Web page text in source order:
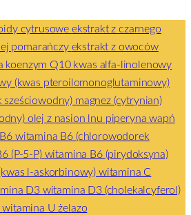
cytrusowe ekstrakt z czarnego
pomarańczy ekstrakt z owoców
koenzym Q10 kwas alfa-linolenowy
(kwas pteroilomonoglutaminowy)
sześciowodny) magnez (cytrynian)
olej z nasion lnu piperynawapń
witamina B6 (chlorowodorek
(P-5-P) witamina B6 (pirydoksyna)
l-askorbinowy) witamina C
D3 witamina D3 (cholekalcyferol)
witamina Użelazo